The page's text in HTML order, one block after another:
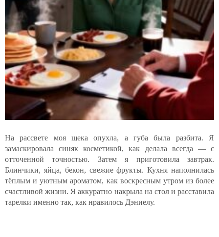
На рассвете моя щека опухла, а губа была разбита. Я
замаскировала синяк косметикой, как делала всегда — с
отточенной точностью. Затем я приготовила завтрак.
Блинчики, яйца, бекон, свежие фрукты. Кухня наполнилась
тёплым и уютным ароматом, как воскресным утром из более
счастливой жизни. Я аккуратно накрыла на стол и расставила
тарелки именно так, как нравилось Дэниелу.